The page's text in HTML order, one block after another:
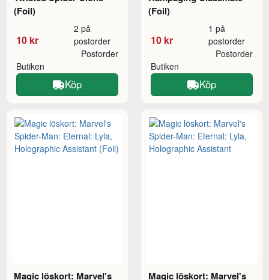
(Foil)
10 kr
2 på
postorder
Butiken
Postorder
Köp
(Foil)
10 kr
1 på
postorder
Butiken
Postorder
Köp
Magic löskort: Marvel's Magic löskort: Marvel's